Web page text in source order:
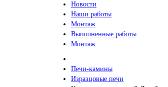
Новости
Наши работы
Монтаж
Выполненные работы
Монтаж
Печи-камины
Изразцовые печи